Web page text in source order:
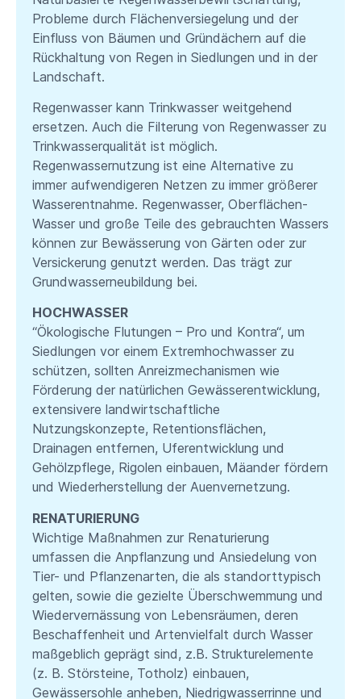
Probleme durch Flächenversiegelung und der
Einfluss von Bäumen und Gründächern auf die
Rückhaltung von Regen in Siedlungen und in der
Landschaft.
Regenwasser kann Trinkwasser weitgehend
ersetzen. Auch die Filterung von Regenwasser zu
Trinkwasserqualität ist möglich.
Regenwassernutzung ist eine Alternative zu
immer aufwendigeren Netzen zu immer größerer
Wasserentnahme. Regenwasser, Oberflächen-
Wasser und große Teile des gebrauchten Wassers
können zur Bewässerung von Gärten oder zur
Versickerung genutzt werden. Das trägt zur
Grundwasserneubildung bei.
HOCHWASSER
“Ökologische Flutungen – Pro und Kontra“, um
Siedlungen vor einem Extremhochwasser zu
schützen, sollten Anreizmechanismen wie
Förderung der natürlichen Gewässerentwicklung,
extensivere landwirtschaftliche
Nutzungskonzepte, Retentionsflächen,
Drainagen entfernen, Uferentwicklung und
Gehölzpflege, Rigolen einbauen, Mäander fördern
und Wiederherstellung der Auenvernetzung.
RENATURIERUNG
Wichtige Maßnahmen zur Renaturierung
umfassen die Anpflanzung und Ansiedelung von
Tier- und Pflanzenarten, die als standorttypisch
gelten, sowie die gezielte Überschwemmung und
Wiedervernässung von Lebensräumen, deren
Beschaffenheit und Artenvielfalt durch Wasser
maßgeblich geprägt sind, z.B. Strukturelemente
(z. B. ⁠Störsteine, Totholz⁠) einbauen,
Gewässersohle anheben, ⁠Niedrigwasserrinne⁠ und